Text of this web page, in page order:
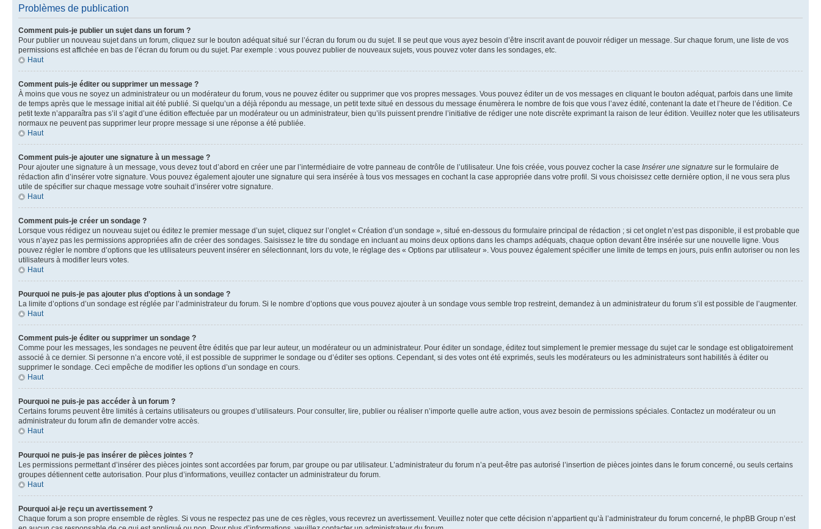
Problèmes de publication
Comment puis-je publier un sujet dans un forum ?
Pour publier un nouveau sujet dans un forum, cliquez sur le bouton adéquat situé sur l’écran du forum ou du sujet. Il se peut que vous ayez besoin d’être inscrit avant de pouvoir rédiger un message. Sur chaque forum, une liste de vos
permissions est affichée en bas de l’écran du forum ou du sujet. Par exemple : vous pouvez publier de nouveaux sujets, vous pouvez voter dans les sondages, etc.
Haut
Comment puis-je éditer ou supprimer un message ?
À moins que vous ne soyez un administrateur ou un modérateur du forum, vous ne pouvez éditer ou supprimer que vos propres messages. Vous pouvez éditer un de vos messages en cliquant le bouton adéquat, parfois dans une limite
de temps après que le message initial ait été publié. Si quelqu’un a déjà répondu au message, un petit texte situé en dessous du message énumèrera le nombre de fois que vous l’avez édité, contenant la date et l’heure de l’édition. Ce
petit texte n’apparaîtra pas s’il s’agit d’une édition effectuée par un modérateur ou un administrateur, bien qu’ils puissent prendre l’initiative de rédiger une note discrète exprimant la raison de leur édition. Veuillez noter que les utilisateurs
normaux ne peuvent pas supprimer leur propre message si une réponse a été publiée.
Haut
Comment puis-je ajouter une signature à un message ?
Pour ajouter une signature à un message, vous devez tout d’abord en créer une par l’intermédiaire de votre panneau de contrôle de l’utilisateur. Une fois créée, vous pouvez cocher la case Insérer une signature sur le formulaire de
rédaction afin d’insérer votre signature. Vous pouvez également ajouter une signature qui sera insérée à tous vos messages en cochant la case appropriée dans votre profil. Si vous choisissez cette dernière option, il ne vous sera plus
utile de spécifier sur chaque message votre souhait d’insérer votre signature.
Haut
Comment puis-je créer un sondage ?
Lorsque vous rédigez un nouveau sujet ou éditez le premier message d’un sujet, cliquez sur l’onglet « Création d’un sondage », situé en-dessous du formulaire principal de rédaction ; si cet onglet n’est pas disponible, il est probable que
vous n’ayez pas les permissions appropriées afin de créer des sondages. Saisissez le titre du sondage en incluant au moins deux options dans les champs adéquats, chaque option devant être insérée sur une nouvelle ligne. Vous
pouvez régler le nombre d’options que les utilisateurs peuvent insérer en sélectionnant, lors du vote, le réglage des « Options par utilisateur ». Vous pouvez également spécifier une limite de temps en jours, puis enfin autoriser ou non les
utilisateurs à modifier leurs votes.
Haut
Pourquoi ne puis-je pas ajouter plus d’options à un sondage ?
La limite d’options d’un sondage est réglée par l’administrateur du forum. Si le nombre d’options que vous pouvez ajouter à un sondage vous semble trop restreint, demandez à un administrateur du forum s’il est possible de l’augmenter.
Haut
Comment puis-je éditer ou supprimer un sondage ?
Comme pour les messages, les sondages ne peuvent être édités que par leur auteur, un modérateur ou un administrateur. Pour éditer un sondage, éditez tout simplement le premier message du sujet car le sondage est obligatoirement
associé à ce dernier. Si personne n’a encore voté, il est possible de supprimer le sondage ou d’éditer ses options. Cependant, si des votes ont été exprimés, seuls les modérateurs ou les administrateurs sont habilités à éditer ou
supprimer le sondage. Ceci empêche de modifier les options d’un sondage en cours.
Haut
Pourquoi ne puis-je pas accéder à un forum ?
Certains forums peuvent être limités à certains utilisateurs ou groupes d’utilisateurs. Pour consulter, lire, publier ou réaliser n’importe quelle autre action, vous avez besoin de permissions spéciales. Contactez un modérateur ou un
administrateur du forum afin de demander votre accès.
Haut
Pourquoi ne puis-je pas insérer de pièces jointes ?
Les permissions permettant d’insérer des pièces jointes sont accordées par forum, par groupe ou par utilisateur. L’administrateur du forum n’a peut-être pas autorisé l’insertion de pièces jointes dans le forum concerné, ou seuls certains
groupes détiennent cette autorisation. Pour plus d’informations, veuillez contacter un administrateur du forum.
Haut
Pourquoi ai-je reçu un avertissement ?
Chaque forum a son propre ensemble de règles. Si vous ne respectez pas une de ces règles, vous recevrez un avertissement. Veuillez noter que cette décision n’appartient qu’à l’administrateur du forum concerné, le phpBB Group n’est